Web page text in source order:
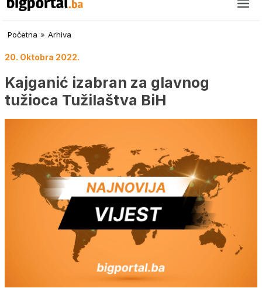
Početna » Arhiva
20. Oktobra 2022.
Kajganić izabran za glavnog
tužioca Tužilaštva BiH